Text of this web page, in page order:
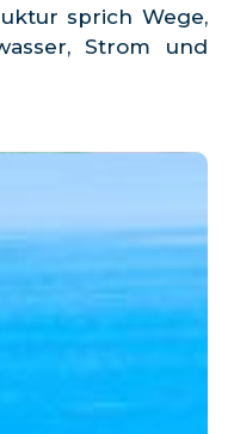
sprich Wege,
Strom und